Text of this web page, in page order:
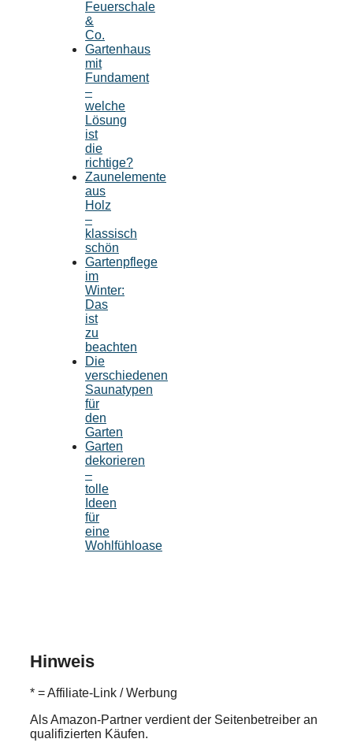
Feuerschale
&
Co.
Gartenhaus
mit
Fundament
–
welche
Lösung
ist
die
richtige?
Zaunelemente
aus
Holz
–
klassisch
schön
Gartenpflege
im
Winter:
Das
ist
zu
beachten
Die
verschiedenen
Saunatypen
für
den
Garten
Garten
dekorieren
–
tolle
Ideen
für
eine
Wohlfühloase
Hinweis
* = Affiliate-Link / Werbung
Als Amazon-Partner verdient der Seitenbetreiber an
qualifizierten Käufen.